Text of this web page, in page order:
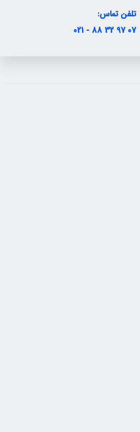
تلفن تماس:
07 97 32 88 - 021